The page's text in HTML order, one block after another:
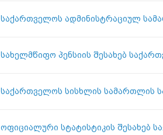
საქართველოს ადმინისტრაციულ
სახელმწიფო პენსიის შესახებ
საქართველოს სისხლის სამართლის
ოფიციალური სტატისტიკის შესახებ